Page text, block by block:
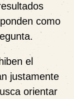
como
el
justamente
orientar